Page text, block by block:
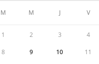
M M J V
1 2 3 4
8 9 10 11